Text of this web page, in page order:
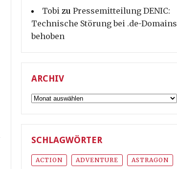
Tobi zu Pressemitteilung DENIC:
Technische Störung bei .de-Domains
behoben
ARCHIV
Archiv
SCHLAGWÖRTER
ACTION ADVENTURE ASTRAGON